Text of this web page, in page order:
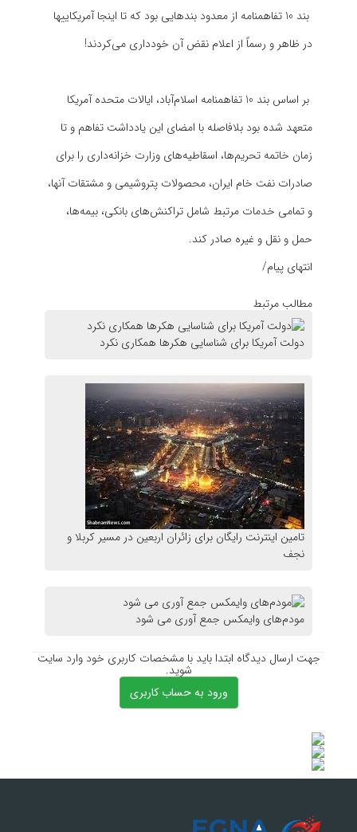
بند 10 تفاهمنامه از معدود بندهایی بود که تا اینجا آمریکاییها
در ظاهر و رسماً از اعلام نقض آن خودداری می‌کردند!
بر اساس بند 10 تفاهمنامه اسلام‌آباد، ایالات متحده آمریکا
متعهد شده بود بلافاصله با امضای این یادداشت تفاهم و تا
زمان خاتمه تحریم‌ها، اسقاطیه‌های وزارت خزانه‌داری را برای
صادرات نفت خام ایران، محصولات پتروشیمی و مشتقات آنها،
و تمامی خدمات مرتبط شامل تراکنش‌های بانکی، بیمه‌ها،
حمل و نقل و غیره صادر کند.
انتهای پیام/
مطالب مرتبط
دولت آمریکا برای شناسایی هکر‌ها همکاری نکرد
تامین اینترنت رایگان برای زائران اربعین در مسیر کربلا و
نجف
مودم‌های وایمکس جمع آوری می شود
جهت ارسال دیدگاه ابتدا باید با مشخصات کاربری خود وارد سایت
شوید.
ورود به حساب کاربری